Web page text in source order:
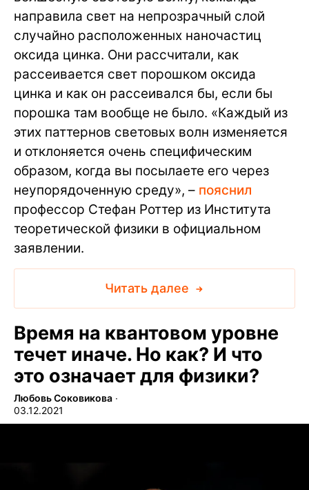
направила свет на непрозрачный слой
случайно расположенных наночастиц
оксида цинка. Они рассчитали, как
рассеивается свет порошком оксида
цинка и как он рассеивался бы, если бы
порошка там вообще не было. «Каждый из
этих паттернов световых волн изменяется
и отклоняется очень специфическим
образом, когда вы посылаете его через
неупорядоченную среду», – пояснил
профессор Стефан Роттер из Института
теоретической физики в официальном
заявлении.
Читать далее
Время на квантовом уровне
течет иначе. Но как? И что
это означает для физики?
Любовь Соковикова ∙
03.12.2021